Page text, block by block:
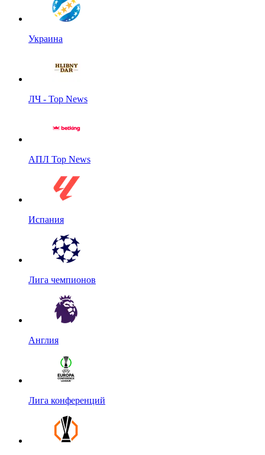
Украина
ЛЧ - Top News
АПЛ Top News
Испания
Лига чемпионов
Англия
Лига конференций